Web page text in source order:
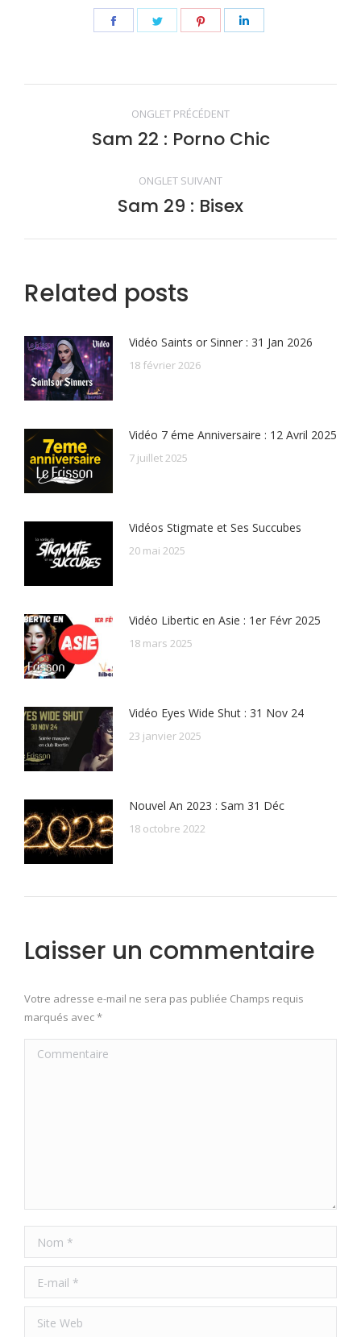
Share
Share
Share
Navigation
commentaire
ONGLET PRÉCÉDENT
Onglet
Sam 22 : Porno Chic
ONGLET SUIVANT
Onglet
Sam 29 : Bisex
Related posts
Vidéo Saints or Sinner : 31 Jan 2026
18 février 2026
Vidéo 7 éme Anniversaire : 12 Avril 2025
7 juillet 2025
Vidéos Stigmate et Ses Succubes
20 mai 2025
Vidéo Libertic en Asie : 1er Févr 2025
18 mars 2025
Vidéo Eyes Wide Shut : 31 Nov 24
23 janvier 2025
Nouvel An 2023 : Sam 31 Déc
18 octobre 2022
Laisser un commentaire
Votre adresse e-mail ne sera pas publiée Champs requis
marqués avec*
Commentaire
Nom *
E-mail *
Site Web